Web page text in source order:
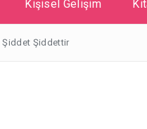
Kişisel Gelişim
Şiddet Şiddettir